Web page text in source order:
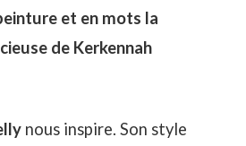
et en mots la
de Kerkennah
nous inspire. Son style